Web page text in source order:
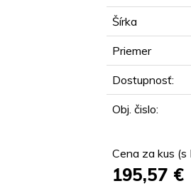
Šírka
Priemer
Dostupnosť:
Obj. čislo:
Cena za kus (s
195,57 €